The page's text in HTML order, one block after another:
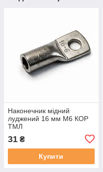
Наконечник мідний
луджений 16 мм М6 КОР
ТМЛ
31 ₴
Купити